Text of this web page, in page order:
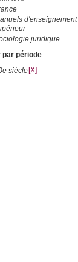
d'enseignement
juridique
par période
siècle[X]